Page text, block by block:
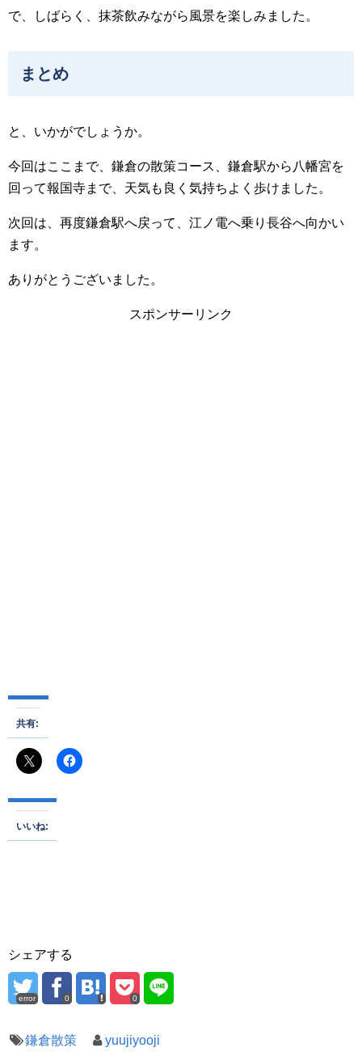
で、しばらく、抹茶飲みながら風景を楽しみました。
まとめ
と、いかがでしょうか。
今回はここまで、鎌倉の散策コース、鎌倉駅から八幡宮を
回って報国寺まで、天気も良く気持ちよく歩けました。
次回は、再度鎌倉駅へ戻って、江ノ電へ乗り長谷へ向かい
ます。
ありがとうございました。
スポンサーリンク
共有:
いいね:
シェアする
error 0 0
鎌倉散策 yuujiyooji